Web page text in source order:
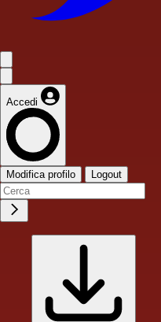
Accedi
Modifica profilo Logout